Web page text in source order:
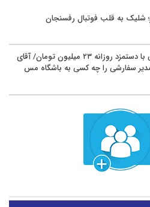
شلیک به قلب فوتبال رفسنجان
مدیر غیربومی با دستمزد روزانه ۲۳ میلیون تومان/ آقای
مدیر سفارشی را چه کسی به باشگاه مس